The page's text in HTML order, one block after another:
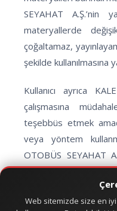
SEYAHAT A.Ş.’nin
materyallerde
çoğaltamaz,
şekilde kullanılmasına
Kullanıcı ayrıca
çalışmasına
teşebbüs etmek
veya yöntem
OTOBÜS SEYAHAT
ve/veya uygulama
Kullanıcı siteyi
Web sitemizde size en